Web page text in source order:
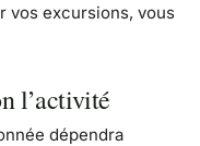
vos excursions, vous
l’activité
dépendra